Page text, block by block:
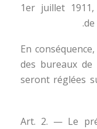
1er juillet
de
En
des bureaux
seront réglées
Art. 2. — Le